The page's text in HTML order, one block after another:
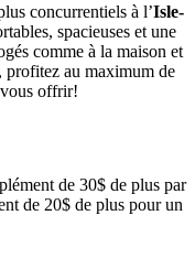
concurrentiels à l’Isle-
spacieuses et une
comme à la maison et
profitez au maximum de
offrir!
de 30$ de plus par
de 20$ de plus pour un